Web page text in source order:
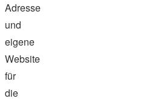
Adresse
und
eigene
Website
für
die